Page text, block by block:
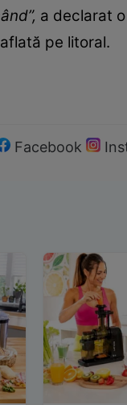
a declarat
pe litoral.
Facebook